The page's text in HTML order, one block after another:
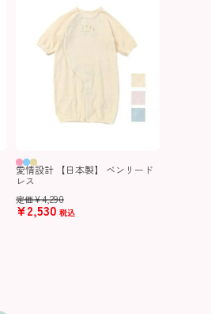
愛情設計 【日本製】 ベンリード
レス
定価¥4,290
¥2,530 税込